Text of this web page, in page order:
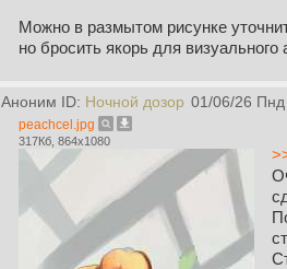
Можно в размытом рисунке
но бросить якорь для
Аноним ID: Ночной дозор 01/06/26
peachcel.jpg
317Кб, 864x1080